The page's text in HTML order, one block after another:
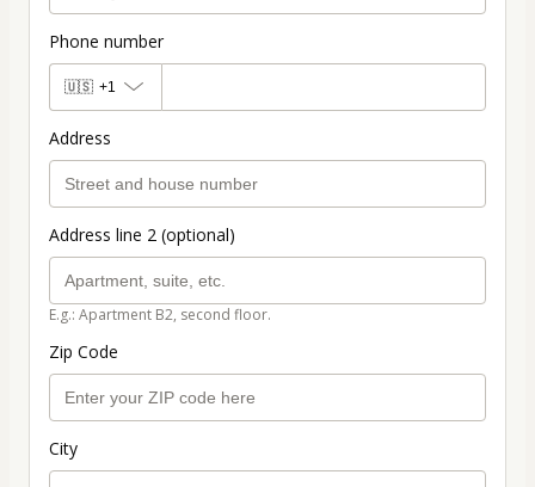
Phone number
🇺🇸 +1
Address
Address line 2 (optional)
E.g.: Apartment B2, second floor.
Zip Code
City